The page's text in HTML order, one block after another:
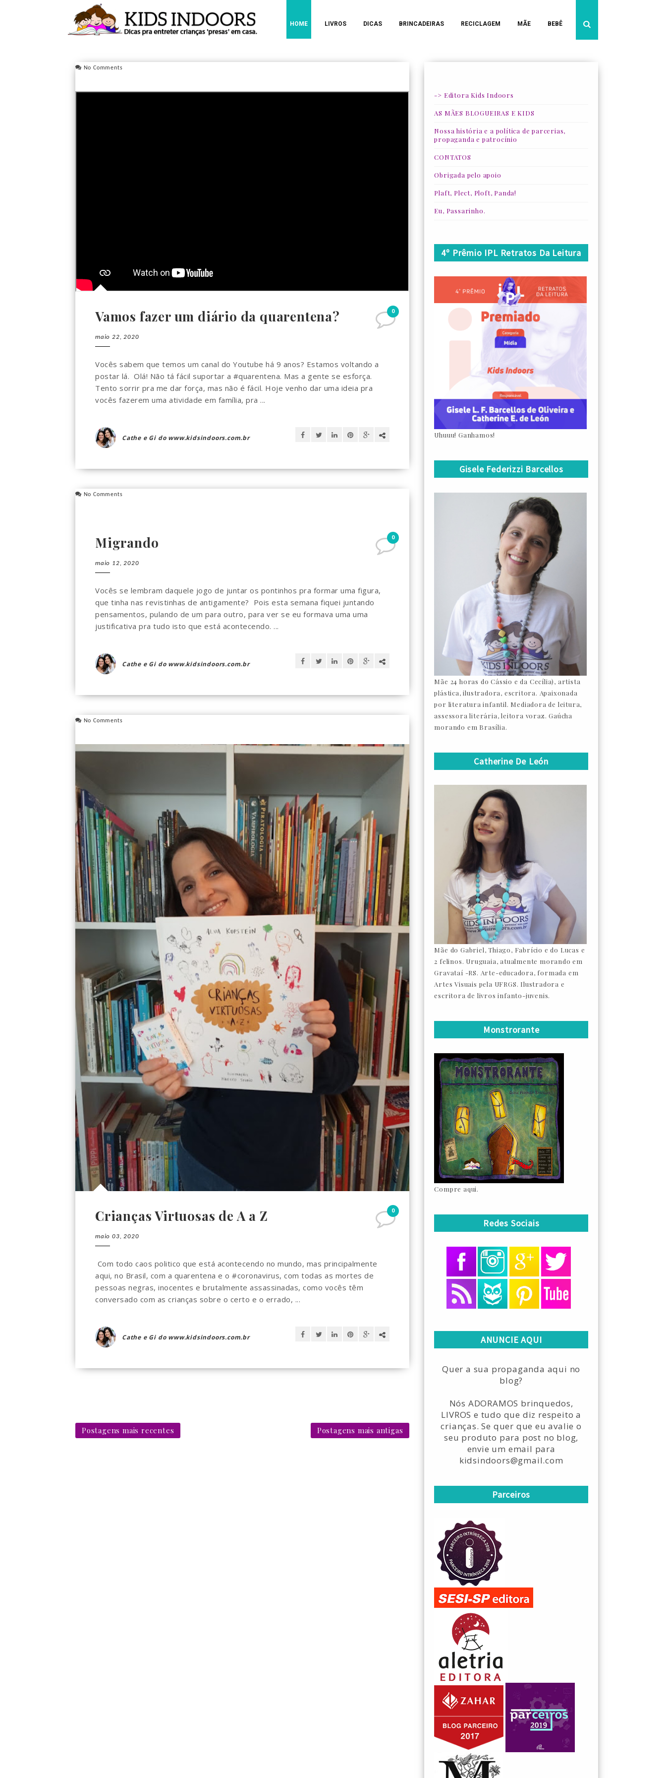
HOME LIVROS DICAS BRINCADEIRAS RECICLAGEM MÃE BEBÊ
No Comments
0
Vamos fazer um diário da quarentena?
maio 22, 2020
Vocês sabem que temos um canal do Youtube há 9 anos? Estamos voltando a
postar lá. Olá! Não tá fácil suportar a #quarentena. Mas a gente se esforça.
Tento sorrir pra me dar força, mas não é fácil. Hoje venho dar uma ideia pra
vocês fazerem uma atividade em família, pra ...
Cathe e Gi do www.kidsindoors.com.br
No Comments
0
Migrando
maio 12, 2020
Vocês se lembram daquele jogo de juntar os pontinhos pra formar uma figura,
que tinha nas revistinhas de antigamente? Pois esta semana fiquei juntando
pensamentos, pulando de um para outro, para ver se eu formava uma uma
justificativa pra tudo isto que está acontecendo. ...
Cathe e Gi do www.kidsindoors.com.br
No Comments
0
Crianças Virtuosas de A a Z
maio 03, 2020
Com todo caos politico que está acontecendo no mundo, mas principalmente
aqui, no Brasil, com a quarentena e o #coronavirus, com todas as mortes de
pessoas negras, inocentes e brutalmente assassinadas, como vocês têm
conversado com as crianças sobre o certo e o errado, ...
Cathe e Gi do www.kidsindoors.com.br
Postagens mais recentes Postagens mais antigas
-> Editora Kids Indoors
AS MÃES BLOGUEIRAS E KIDS
Nossa história e a política de parcerias,
propaganda e patrocínio
CONTATOS
Obrigada pelo apoio
Plaft, Plect, Ploft, Panda!
Eu, Passarinho.
4º Prêmio IPL Retratos Da Leitura
Uhuuu! Ganhamos!
Gisele Federizzi Barcellos
Mãe 24 horas do Cássio e da Cecília), artista
plástica, ilustradora, escritora. Apaixonada
por literatura infantil. Mediadora de leitura,
assessora literária, leitora voraz. Gaúcha
morando em Brasília.
Catherine De León
Mãe do Gabriel, Thiago, Fabrício e do Lucas e
2 felinos. Uruguaia, atualmente morando em
Gravataí -RS. Arte-educadora, formada em
Artes Visuais pela UFRGS. Ilustradora e
escritora de livros infanto-juvenis.
Monstrorante
Compre aqui.
Redes Sociais
ANUNCIE AQUI
Quer a sua propaganda aqui no
blog?
Nós ADORAMOS brinquedos,
LIVROS e tudo que diz respeito a
crianças. Se quer que eu avalie o
seu produto para post no blog,
envie um email para
kidsindoors@gmail.com
Parceiros